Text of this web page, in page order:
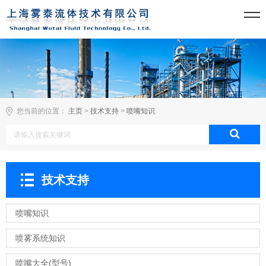
您当前的位置： 主页 > 技术支持 > 喷嘴知识
技术支持
喷嘴知识
喷雾系统知识
喷嘴大全(型号)